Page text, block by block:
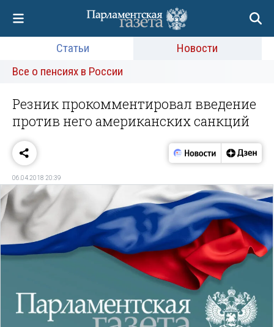
Статьи
Новости
Все о пенсиях в России
Резник прокомментировал введение
против него американских санкций
06.04.2018 20:39